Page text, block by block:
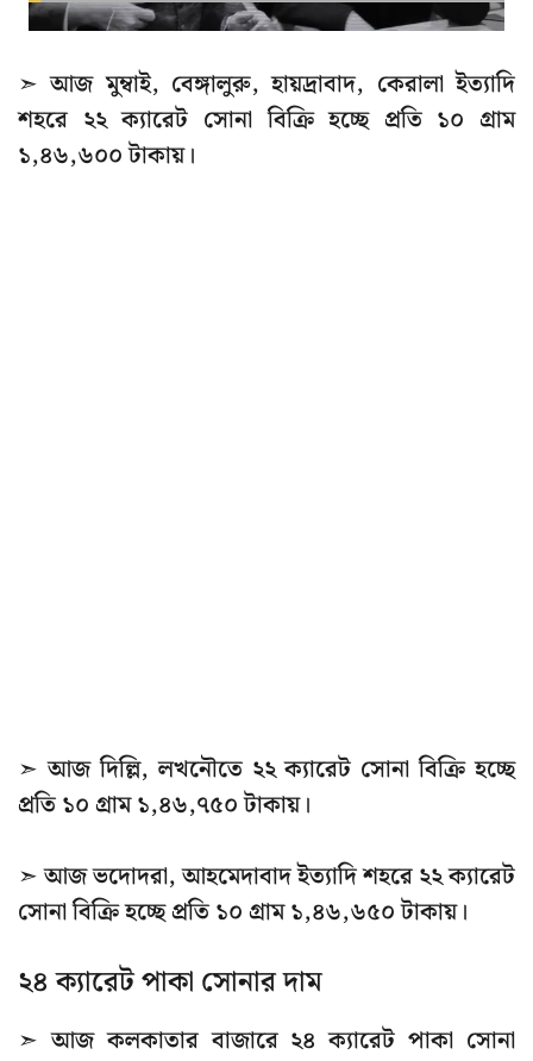
➣ আজ মুম্বাই, বেঙ্গালুরু, হায়দ্রাবাদ, কেরালা ইত্যাদি
শহরে ২২ ক্যারেট সোনা বিক্রি হচ্ছে প্রতি ১০ গ্রাম
১,৪৬,৬০০ টাকায়।
➣ আজ দিল্লি, লখনৌতে ২২ ক্যারেট সোনা বিক্রি হচ্ছে
প্রতি ১০ গ্রাম ১,৪৬,৭৫০ টাকায়।
➣ আজ ভদোদরা, আহমেদাবাদ ইত্যাদি শহরে ২২ ক্যারেট
সোনা বিক্রি হচ্ছে প্রতি ১০ গ্রাম ১,৪৬,৬৫০ টাকায়।
২৪ ক্যারেট পাকা সোনার দাম
➣ আজ কলকাতার বাজারে ২৪ ক্যারেট পাকা সোনা